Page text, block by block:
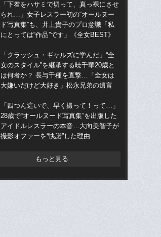
「下着をハサミで切って、真っ裸にさせ
られ…」女子レスラー初の“オールヌー
ド写真集”も、井上貴子のプロ意識「私
にとっては“作品”です」《全女BEST》
「クラッシュ・ギャルズに学んだ」“全
女のスタイル”を継承する暁千華20歳と
は何者か？ 長与千種を直撃…「全女は
大嫌いだけど大好き」松永兄弟の遺言
「四つん這いで、早く撮って！って…」
28歳で“オールヌード写真集”を出版した
アイドルレスラーの本音…大向美智子が
撮影オファーを“快諾”した理由
もっと見る